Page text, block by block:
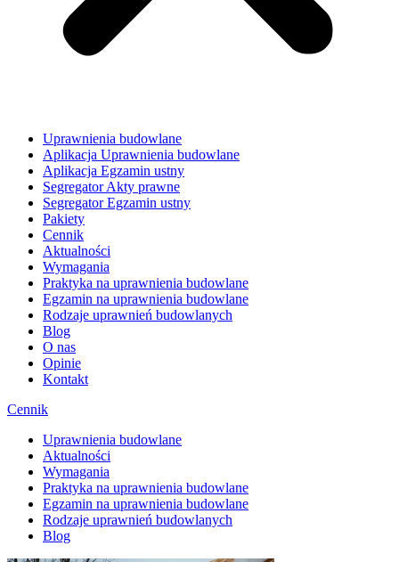
Uprawnienia budowlane
Aplikacja Uprawnienia budowlane
Aplikacja Egzamin ustny
Segregator Akty prawne
Segregator Egzamin ustny
Pakiety
Cennik
Aktualności
Wymagania
Praktyka na uprawnienia budowlane
Egzamin na uprawnienia budowlane
Rodzaje uprawnień budowlanych
Blog
O nas
Opinie
Kontakt
Cennik
Uprawnienia budowlane
Aktualności
Wymagania
Praktyka na uprawnienia budowlane
Egzamin na uprawnienia budowlane
Rodzaje uprawnień budowlanych
Blog